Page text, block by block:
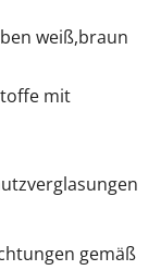
weiß,braun
mit
gemäß